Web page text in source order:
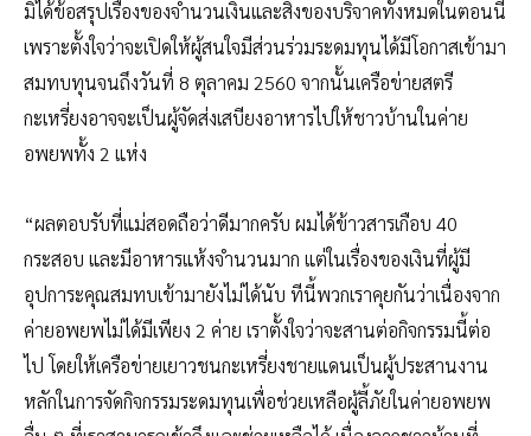
มิได้ข้อสรุปเรื่องของจำนวนเงินและสิ่งของบริจาคทั้งหมดในตอนนี้
เพราะตั้งใจว่าจะเปิดให้ผู้สนใจมีส่วนร่วมระดมทุนได้มีโอกาสเข้ามา
สมทบทุนจนถึงวันที่ 8 ตุลาคม 2560 จากนั้นเครือข่ายสตรี
กะเหรี่ยงอาจจะเป็นผู้จัดส่งเสบียงอาหารไปให้ชาวบ้านในค่าย
อพยพทั้ง 2 แห่ง
“ผลตอบรับที่แม่สอดถือว่าดีมากครับ ผมได้ข้าวสารเกือบ 40
กระสอบ และมีอาหารแห้งจำนวนมาก แต่ในเรื่องของเงินที่ผู้มี
อุปการะคุณสมทบเข้ามายังไม่ได้นับ ทีนี้พวกเราคุยกันว่าเนื่องจาก
ค่ายอพยพไม่ได้มีเพียง 2 ค่าย เราตั้งใจว่าจะสานต่อกิจกรรมนี้ต่อ
ไป โดยให้เครือข่ายเยาวชนกะเหรี่ยงชายแดนเป็นผู้ประสานงาน
หลักในการจัดกิจกรรมระดมทุนเพื่อช่วยเหลือผู้ลี้ภัยในค่ายอพยพ